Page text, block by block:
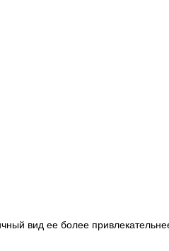
вид ее более